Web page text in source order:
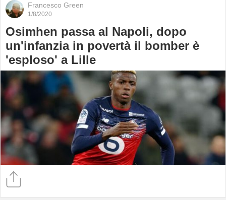
Francesco Green
1/8/2020
Osimhen passa al Napoli, dopo
un'infanzia in povertà il bomber è
'esploso' a Lille